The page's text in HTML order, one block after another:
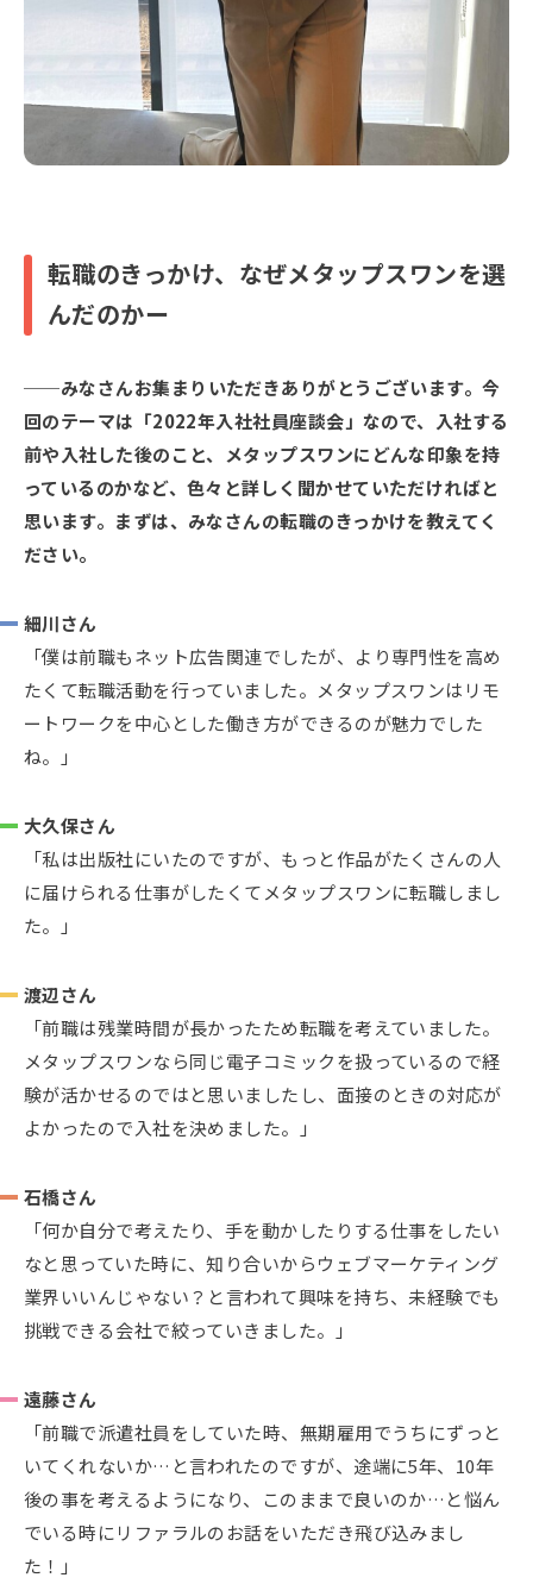
転職のきっかけ、なぜメタップスワンを選
んだのかー
みなさんお集まりいただきありがとうございます。今
回のテーマは「2022年入社社員座談会」なので、入社する
前や入社した後のこと、メタップスワンにどんな印象を持
っているのかなど、色々と詳しく聞かせていただければと
思います。まずは、みなさんの転職のきっかけを教えてく
ださい。
細川さん
「僕は前職もネット広告関連でしたが、より専門性を高め
たくて転職活動を行っていました。メタップスワンはリモ
ートワークを中心とした働き方ができるのが魅力でした
ね。」
大久保さん
「私は出版社にいたのですが、もっと作品がたくさんの人
に届けられる仕事がしたくてメタップスワンに転職しまし
た。」
渡辺さん
「前職は残業時間が長かったため転職を考えていました。
メタップスワンなら同じ電子コミックを扱っているので経
験が活かせるのではと思いましたし、面接のときの対応が
よかったので入社を決めました。」
石橋さん
「何か自分で考えたり、手を動かしたりする仕事をしたい
なと思っていた時に、知り合いからウェブマーケティング
業界いいんじゃない？と言われて興味を持ち、未経験でも
挑戦できる会社で絞っていきました。」
遠藤さん
「前職で派遣社員をしていた時、無期雇用でうちにずっと
いてくれないか…と言われたのですが、途端に5年、10年
後の事を考えるようになり、このままで良いのか…と悩ん
でいる時にリファラルのお話をいただき飛び込みまし
た！」